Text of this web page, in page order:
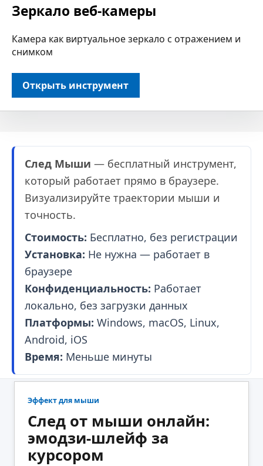
Зеркало веб-камеры
Камера как виртуальное зеркало с отражением и
снимком
Открыть инструмент
След Мыши — бесплатный инструмент,
который работает прямо в браузере.
Визуализируйте траектории мыши и
точность.
Стоимость: Бесплатно, без регистрации
Установка: Не нужна — работает в
браузере
Конфиденциальность: Работает
локально, без загрузки данных
Платформы: Windows, macOS, Linux,
Android, iOS
Время: Меньше минуты
Эффект для мыши
След от мыши онлайн:
эмодзи-шлейф за
курсором